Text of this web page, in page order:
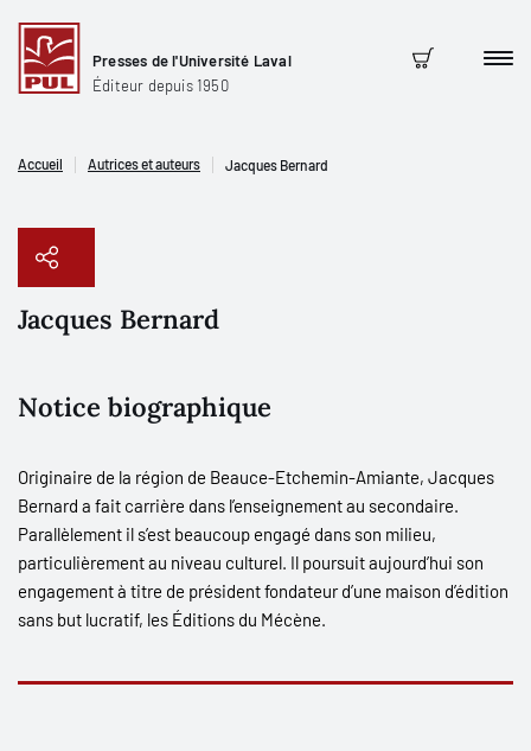
Presses de l'Université Laval
Éditeur depuis 1950
Panier
Accueil Autrices et auteurs Jacques Bernard
Jacques Bernard
Notice biographique
Originaire de la région de Beauce-Etchemin-Amiante, Jacques
Bernard a fait carrière dans l’enseignement au secondaire.
Parallèlement il s’est beaucoup engagé dans son milieu,
particulièrement au niveau culturel. Il poursuit aujourd’hui son
engagement à titre de président fondateur d’une maison d’édition
sans but lucratif, les Éditions du Mécène.